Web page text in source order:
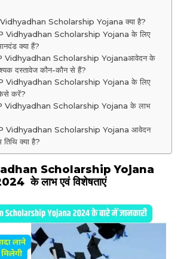
Vidhyadhan Scholarship Yojana क्या है?
Vidhyadhan Scholarship Yojana के लिए
क्या हैं?
Vidhyadhan Scholarship Yojanaआवेदन के
दस्तावेज कौन-कौन से हैं?
Vidhyadhan Scholarship Yojana के लिए
करें?
Vidhyadhan Scholarship Yojana के लाभ
Vidhyadhan Scholarship Yojana आवेदन
तिथि क्या है?
Scholarship Yojana
के लाभ एवं विशेषताएं